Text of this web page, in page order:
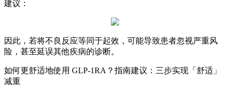
建议：
因此，若将不良反应等同于起效，可能导致患者忽视严重风
险，甚至延误其他疾病的诊断。
如何更舒适地使用 GLP-1RA？指南建议：三步实现「舒适」
减重